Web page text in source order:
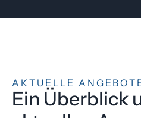
AKTUELLE
Ein Überblick